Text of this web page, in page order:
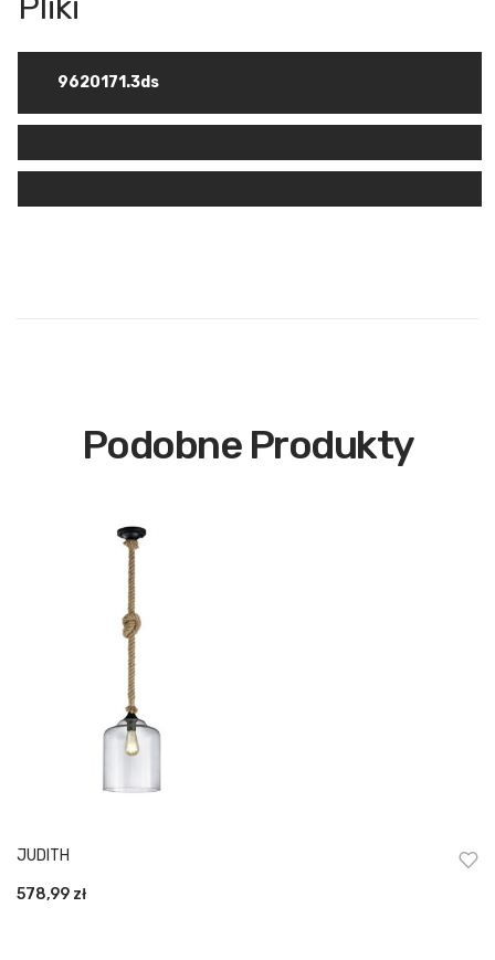
9620171.3ds
Podobne Produkty
JUDITH
578,99 zł